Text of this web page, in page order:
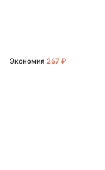
Экономия 267 ₽